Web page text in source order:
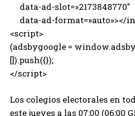
data-ad-slot=»2173848770″
data-ad-format=»auto»></
<script>
(adsbygoogle =
[]).push({});
</script>
Los colegios electorales en
este jueves a las 07:00 (06:00